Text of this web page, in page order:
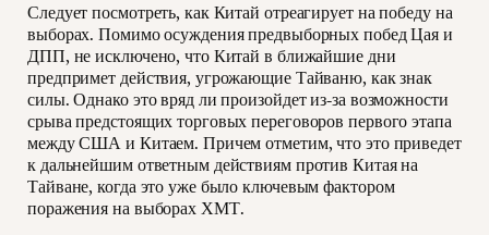
Следует посмотреть, как Китай отреагирует на победу на
выборах. Помимо осуждения предвыборных побед Цая и
ДПП, не исключено, что Китай в ближайшие дни
предпримет действия, угрожающие Тайваню, как знак
силы. Однако это вряд ли произойдет из-за возможности
срыва предстоящих торговых переговоров первого этапа
между США и Китаем. Причем отметим, что это приведет
к дальнейшим ответным действиям против Китая на
Тайване, когда это уже было ключевым фактором
поражения на выборах ХМТ.